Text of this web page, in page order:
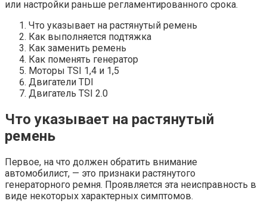
или настройки раньше регламентированного срока.
Что указывает на растянутый ремень
Как выполняется подтяжка
Как заменить ремень
Как поменять генератор
Моторы TSI 1,4 и 1,5
Двигатели TDI
Двигатель TSI 2.0
Что указывает на растянутый
ремень
Первое, на что должен обратить внимание
автомобилист, — это признаки растянутого
генераторного ремня. Проявляется эта неисправность в
виде некоторых характерных симптомов.